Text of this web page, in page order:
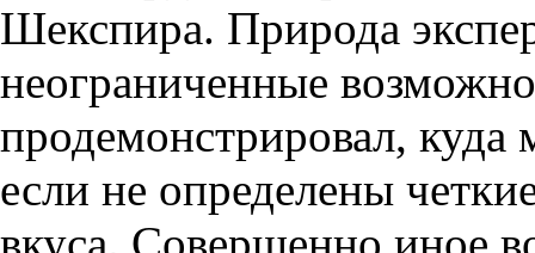
Шекспира. Природа
неограниченные
продемонстрировал, куда
если не определены